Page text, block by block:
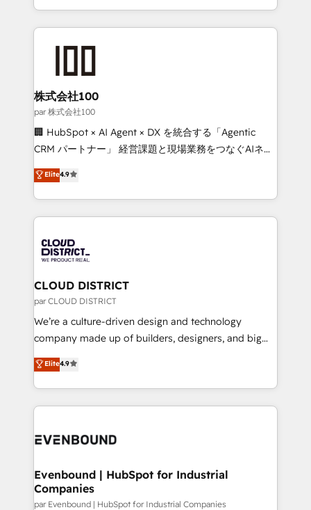
we combine local insight with international reach to
help businesses grow through technology, creativity,
AI and strategy. For over 12 years, we’ve delivered
end solutions that integrate CRM, AI automation,
inbound and loop marketing, content, and digital
creativity. Our multicultural team works in Spanish,
Portuguese, and English to design scalable strategies
that drive measurable growth. 🌎 Highlights: • 10+
Platform Migration Excellence. • Top 3 Partner of the
Year LATAM 2022, 2023, 2024, 2025. • Partner of the
business with HubSpot? Let Cebra’s experts help
you grow faster, smarter, and with impact.
株式会社100
par 株式会社100
🏢 HubSpot × AI Agent × DX を統合する「Agentic
CRM パートナー」 経営課題と現場業務をつなぐAIネイ
ティブ・エージェンシーとして、HubSpot Eliteの実装
力で顧客フロント業務を再設計します。 💡 100inc は何
をする会社か？ HubSpotを共通基盤に、AIエージェン
トを組み込んだ顧客フロント業務（マーケティング・営
ィブ・エージェンシーです。事業部・グループ会社・部
門が分立する組織で、データと業務プロセスのサイロ化
を、CRMを軸とした全社共通基盤に再構築します。意
思決定者・PMO・現場担当者に並走します。 1️⃣
HubSpot導入・活用支援 顧客データの一元化から、
GTMの見える化・自動化まで。全Hub統合運用、デー
2️⃣ AIエージェント組織構築 営業・マーケティング業務
の一部をAIが自律実行する組織への移行を設計・実装。
DX × AI推進のPMO伴走支援 複数部門をまたぐDX×AI変
の統合・浸透・変革管理を実行します。 ▸ CMS戦略設
計・構築：リード獲得・CVR・SEOを前提にした情報設
Elite4.9
CLOUD DISTRICT
par CLOUD DISTRICT
We’re a culture-driven design and technology
company made up of builders, designers, and big
thinkers. We blend strategy, design, and
development—always fueled by curiosity—to turn
ideas, opportunities, and challenges into meaningful
experiences. To us, technology is more than just
and—most importantly—simple. That’s why we lean
products and strategies that actually make a
difference.
Elite4.9
Evenbound | HubSpot for Industrial
Companies
par Evenbound | HubSpot for Industrial Companies